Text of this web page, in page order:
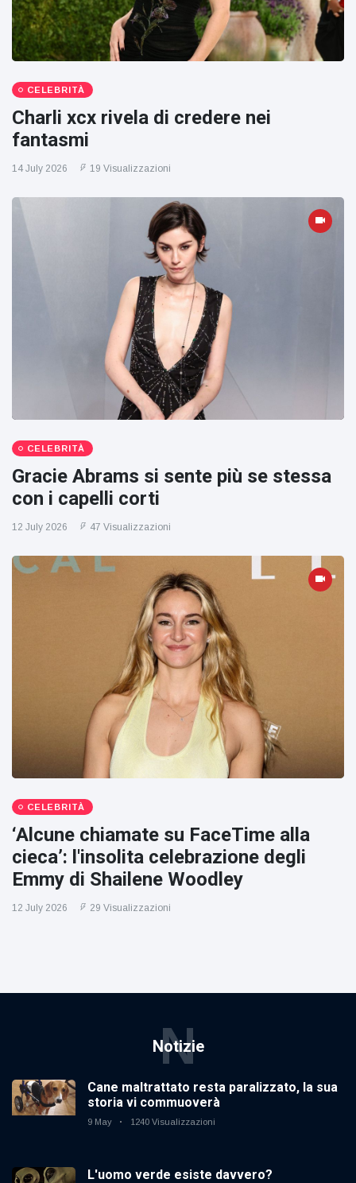
CELEBRITÀ
Charli xcx rivela di credere nei
fantasmi
14 July 2026 19 Visualizzazioni
CELEBRITÀ
Gracie Abrams si sente più se stessa
con i capelli corti
12 July 2026 47 Visualizzazioni
CELEBRITÀ
‘Alcune chiamate su FaceTime alla
cieca’: l'insolita celebrazione degli
Emmy di Shailene Woodley
12 July 2026 29 Visualizzazioni
Notizie
N
Cane maltrattato resta paralizzato, la sua
storia vi commuoverà
9 May 1240 Visualizzazioni
L'uomo verde esiste davvero?